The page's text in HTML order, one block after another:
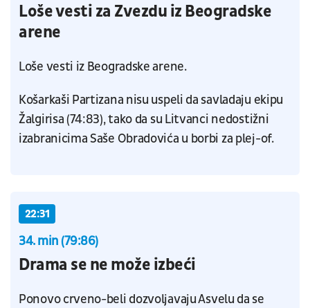
Loše vesti za Zvezdu iz Beogradske
arene
Loše vesti iz Beogradske arene.
Košarkaši Partizana nisu uspeli da savladaju ekipu
Žalgirisa (74:83), tako da su Litvanci nedostižni
izabranicima Saše Obradovića u borbi za plej-of.
22:31
34. min (79:86)
Drama se ne može izbeći
Ponovo crveno-beli dozvoljavaju Asvelu da se